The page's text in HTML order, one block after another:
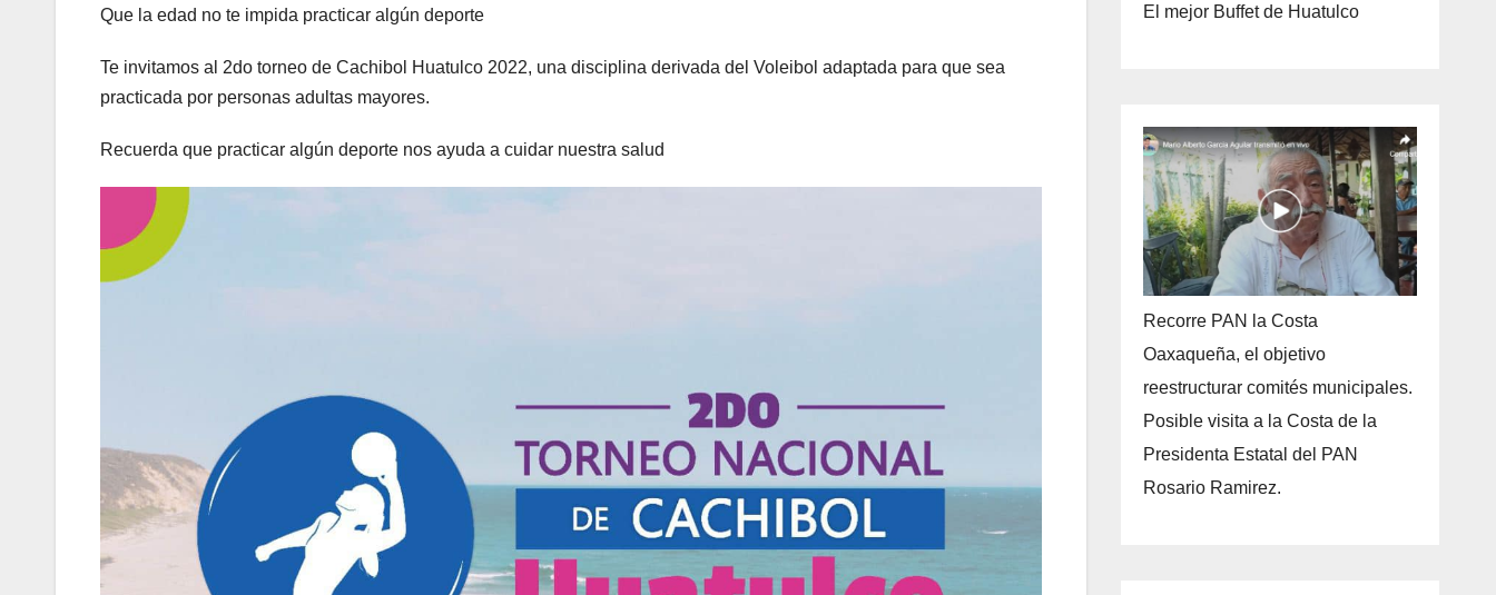
Que la edad no te impida practicar algún deporte
Te invitamos al 2do torneo de Cachibol Huatulco 2022, una disciplina derivada del Voleibol adaptada para que sea
practicada por personas adultas mayores.
Recuerda que practicar algún deporte nos ayuda a cuidar nuestra salud
El mejor Buffet de Huatulco
Recorre PAN la Costa
Oaxaqueña, el objetivo
reestructurar comités municipales.
Posible visita a la Costa de la
Presidenta Estatal del PAN
Rosario Ramirez.